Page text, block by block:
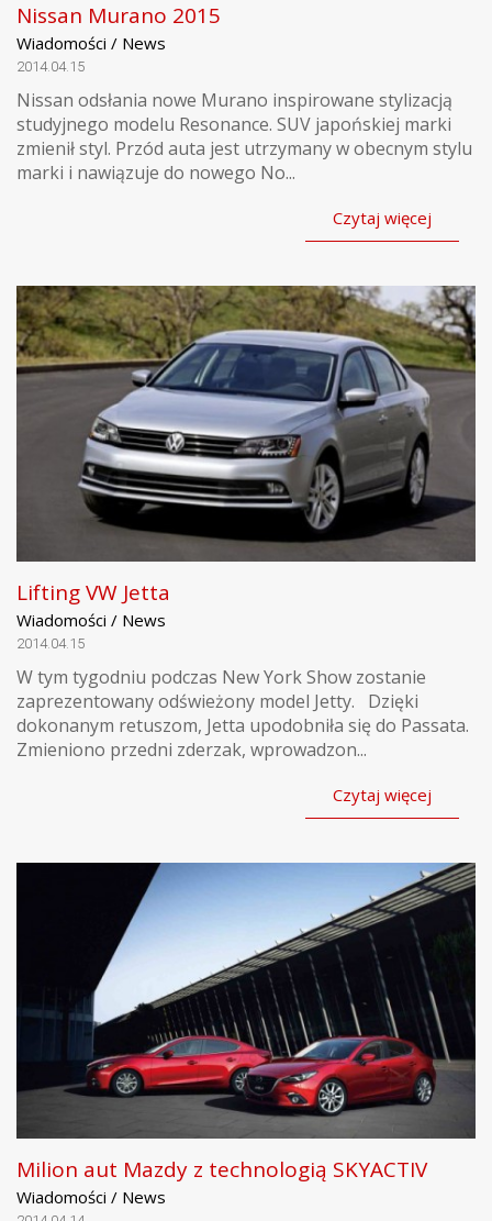
Nissan Murano 2015
Wiadomości / News
2014.04.15
Nissan odsłania nowe Murano inspirowane stylizacją
studyjnego modelu Resonance. SUV japońskiej marki
zmienił styl. Przód auta jest utrzymany w obecnym stylu
marki i nawiązuje do nowego No...
Czytaj więcej
Lifting VW Jetta
Wiadomości / News
2014.04.15
W tym tygodniu podczas New York Show zostanie
zaprezentowany odświeżony model Jetty. Dzięki
dokonanym retuszom, Jetta upodobniła się do Passata.
Zmieniono przedni zderzak, wprowadzon...
Czytaj więcej
Milion aut Mazdy z technologią SKYACTIV
Wiadomości / News